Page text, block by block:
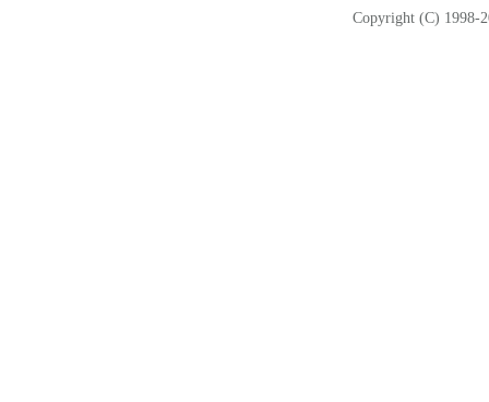
Copyright (C) 1998-